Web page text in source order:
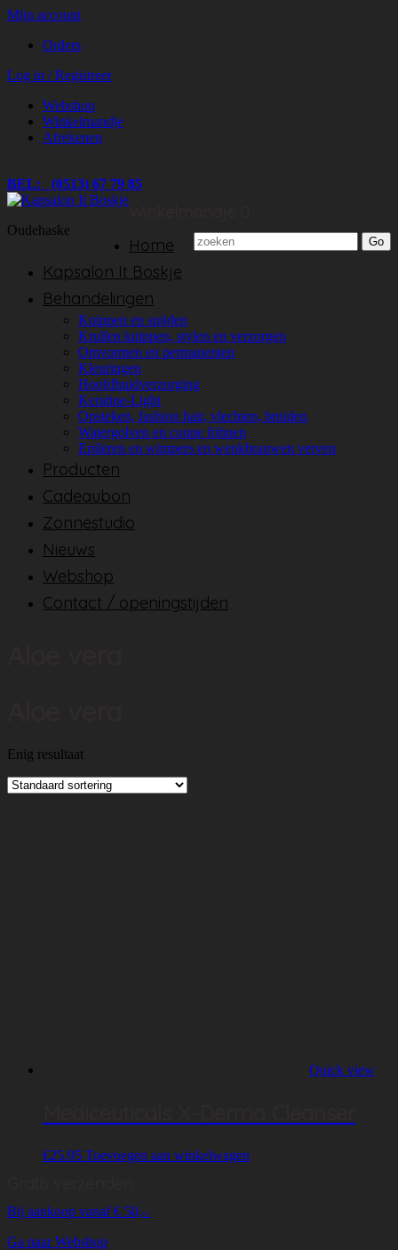
Mijn account
Orders
Log in / Registreer
Webshop
Winkelmandje
Afrekenen
BEL: (0513) 67 79 85
Oudehaske
Home
Kapsalon It Boskje
Behandelingen
Knippen en snijden
Krullen knippen, stylen en verzorgen
Omvormen en permanenten
Kleuringen
Hoofdhuidverzorging
Keratine-Light
Opsteken, fashion hair, vlechten, bruiden
Watergolven en coupe föhnen
Epileren en wimpers en wenkbrauwen verven
Producten
Cadeaubon
Zonnestudio
Nieuws
Webshop
Contact / openingstijden
Enig resultaat
Quick view
€25.95 Toevoegen aan winkelwagen
Bij aankoop vanaf € 50,-.
Ga naar Webshop